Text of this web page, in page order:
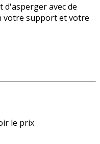
avec de
votre support et votre
le prix